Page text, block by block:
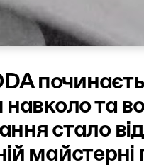
навколо та
стало